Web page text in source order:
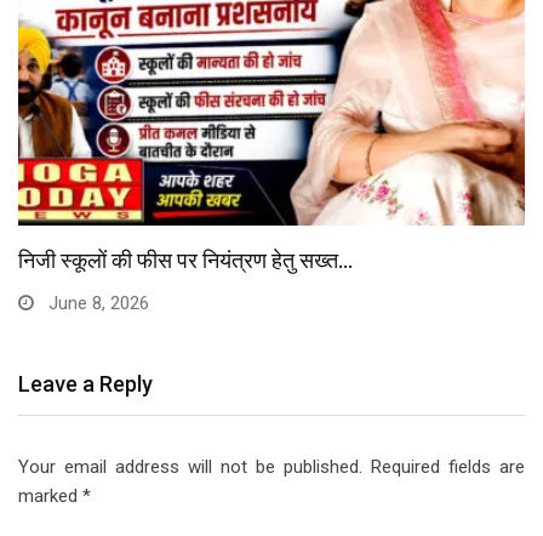
निजी स्कूलों की फीस पर नियंत्रण हेतु सख्त…
June 8, 2026
Leave a Reply
Your email address will not be published. Required fields are
marked *